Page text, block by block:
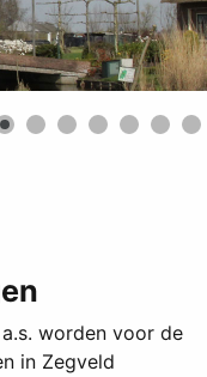
worden voor de
in Zegveld